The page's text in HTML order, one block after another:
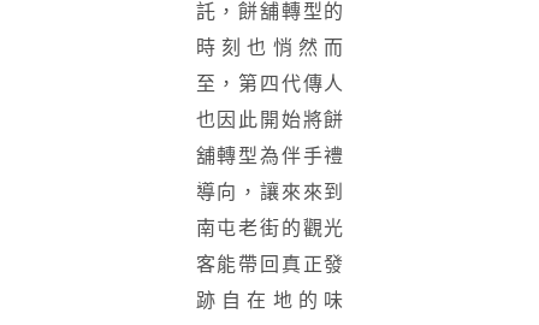
託，餅舖轉型的
時刻也悄然而
至，第四代傳人
也因此開始將餅
舖轉型為伴手禮
導向，讓來來到
南屯老街的觀光
客能帶回真正發
跡自在地的味